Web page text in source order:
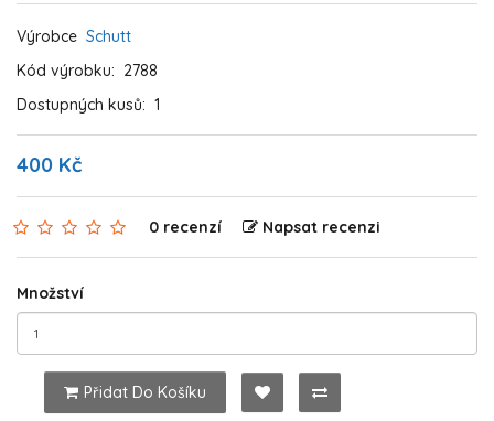
Výrobce Schutt
Kód výrobku: 2788
Dostupných kusů: 1
400 Kč
0 recenzí Napsat recenzi
Množství
Přidat Do Košíku